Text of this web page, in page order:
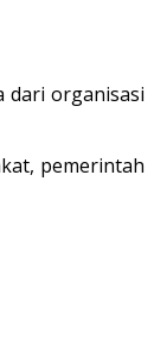
dari organisasi
pemerintah